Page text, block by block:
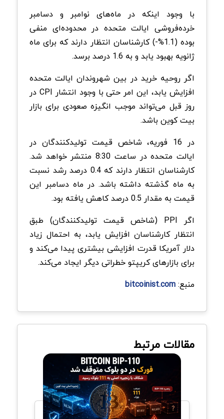
با وجود اینکه در ماه‌های نوامبر و دسامبر
خرده‌فروشی ایالت متحده در محدوده‌ای منفی
بوده (1.1%-) کارشناسان انتظار دارند که برای ماه
ژانویه بهبود یابد و به 1.6 درصد برسد.
اگر روحیه خرید در بین شهروندان ایالت متحده
افزایش یابد، این امر حتی با وجود انتشار CPI در
روز قبل می‌تواند موجب انگیزه صعودی برای بازار
بیت کوین باشد.
در 16 فوریه، شاخص قیمت تولیدکنندگان در
ایالت متحده در ساعت 8:30 منتشر خواهد شد.
کارشناسان انتظار دارند که 0.4 درصد رشد نسبت
به ماه گذشته داشته باشد. در ماه دسامبر این
قیمت به مقدار 0.5 درصد کاهش یافته بود.
اگر PPI (شاخص قیمت تولیدکنندگان) طبق
انتظار کارشناسان افزایش یابد، به احتمال زیاد
دلار آمریکا قدرت افزایشی بیشتری پیدا می‌کند و
برای بازارهای کریپتو خطراتی دیگر ایجاد می‌کند.
منبع:bitcoinist.com
مقالات مرتبط